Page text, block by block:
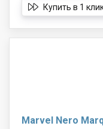
Купить в 1
Marvel Nero